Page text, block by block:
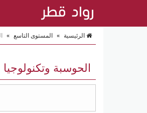
الرئيسية » المستوى التاسع »
الحوسبة